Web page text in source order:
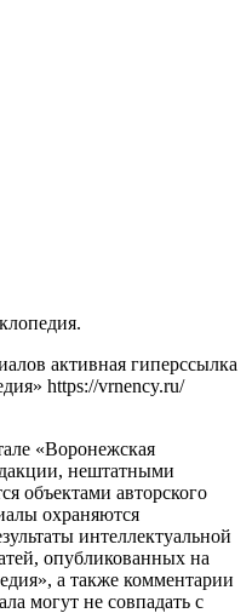
активная гиперссылка
https://vrnency.ru/
«Воронежская
нештатными
объектами авторского
охраняются
интеллектуальной
опубликованных на
а также комментарии
могут не совпадать с